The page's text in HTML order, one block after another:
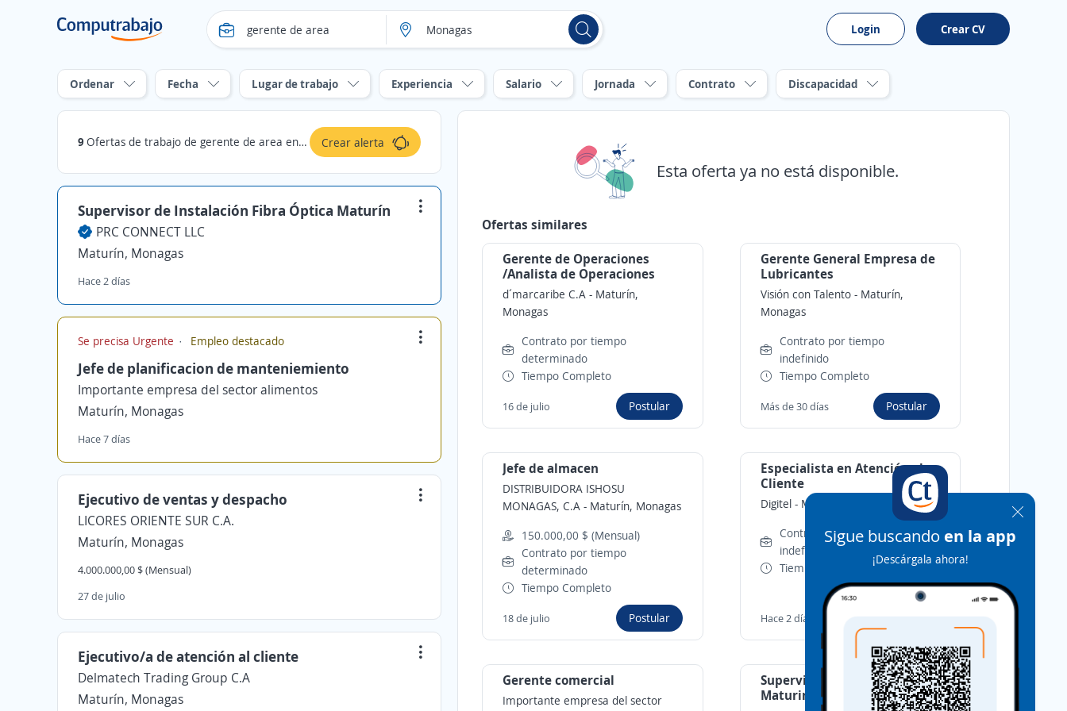
Login Crear CV
Ordenar Fecha Lugar de trabajo Experiencia Salario Jornada Contrato Discapacidad
9 Ofertas de trabajo de gerente de area en Monagas Crear alerta
Supervisor de Instalación Fibra Óptica Maturín
PRC CONNECT LLC
Maturín, Monagas
Hace 2 días
Se precisa Urgente Empleo destacado
Jefe de planificacion de manteniemiento
Importante empresa del sector alimentos
Maturín, Monagas
Hace 7 días
Ejecutivo de ventas y despacho
LICORES ORIENTE SUR C.A.
Maturín, Monagas
4.000.000,00 $ (Mensual)
27 de julio
Ejecutivo/a de atención al cliente
Delmatech Trading Group C.A
Maturín, Monagas
Sigue buscando en la app
¡Descárgala ahora!
Esta oferta ya no está disponible.
Ofertas similares
Gerente de Operaciones
/Analista de Operaciones
d´marcaribe C.A - Maturín,
Monagas
Contrato por tiempo
determinado
Tiempo Completo
16 de julio Postular
Gerente General Empresa de
Lubricantes
Visión con Talento - Maturín,
Monagas
Contrato por tiempo
indefinido
Tiempo Completo
Más de 30 días Postular
Jefe de almacen
DISTRIBUIDORA ISHOSU
MONAGAS, C.A - Maturín, Monagas
150.000,00 $ (Mensual)
Contrato por tiempo
determinado
Tiempo Completo
18 de julio Postular
Especialista en Atención al
Cliente
Digitel - Maturín, Monagas
Contrato por tiempo
indefinido
Tiempo Completo
Hace 2 días
Gerente comercial
Importante empresa del sector
Supervisor de Ventas , Zona
Maturin